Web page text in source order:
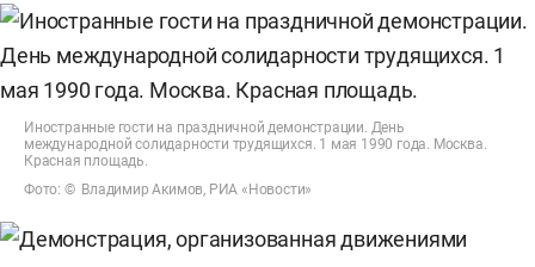
Иностранные гости на праздничной демонстрации. День
международной солидарности трудящихся. 1 мая 1990 года. Москва.
Красная площадь.
Фото: © Владимир Акимов, РИА «Новости»